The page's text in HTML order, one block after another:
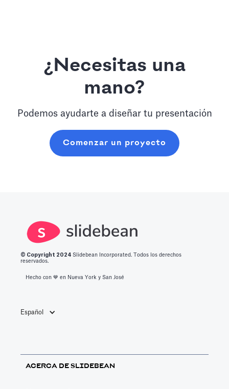
¿Necesitas una
mano?
Podemos ayudarte a diseñar tu presentación
Comenzar un proyecto
© Copyright 2 024 Slidebean Incorporated. Todos los derechos
reservados.
Hecho con 💙️ en Nueva York y San José
Español
ACERCA DE SLIDEBEAN